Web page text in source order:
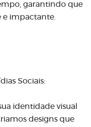
garantindo que
e impactante.
Sociais:
identidade visual
designs que